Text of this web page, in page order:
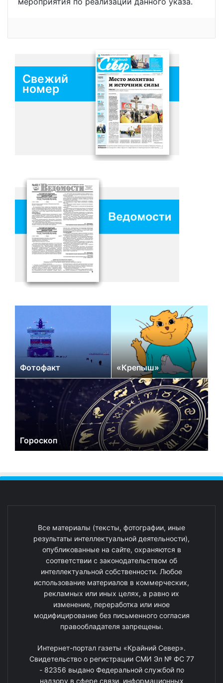
Свежий
номер
Фотофакт «Крепыш»
Гороскоп
Все материалы (тексты, фотографии, иные
результаты интеллектуальной деятельности),
опубликованные на сайте, охраняются в
соответствии с законодательством об
интеллектуальной собственности. Любое
использование материалов в коммерческих,
рекламных или иных целях, а равно их
изменение, переработка или иное
модифицирование без письменного согласия
правообладателя запрещены.
Интернет-портал газеты «Крайний Север».
Свидетельство о регистрации СМИ Эл № ФС 77
- 82356 выдано Федеральной службой по
надзору в сфере связи, информационных